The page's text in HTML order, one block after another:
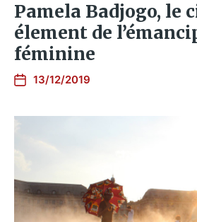
Pamela Badjogo, le
élement de
féminine
13/12/2019